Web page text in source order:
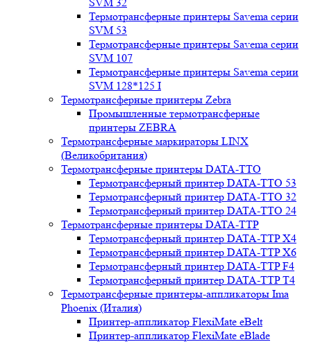
Термотрансферные принтеры Savema серии
SVM 53
Термотрансферные принтеры Savema серии
SVM 107
Термотрансферные принтеры Savema серии
SVM 128*125 I
Термотрансферные принтеры Zebra
Промышленные термотрансферные
принтеры ZEBRA
Термотрансферные маркираторы LINX
(Великобритания)
Термотрансферные принтеры DATA-TTO
Термотрансферный принтер DATA-TTO 53
Термотрансферный принтер DATA-TTO 32
Термотрансферный принтер DATA-TTO 24
Термотрансферные принтеры DATA-TTP
Термотрансферный принтер DATA-TTP Х4
Термотрансферный принтер DATA-TTP Х6
Термотрансферный принтер DATA-TTP F4
Термотрансферный принтер DATA-TTP T4
Термотрансферные принтеры-аппликаторы Ima
Phoenix (Италия)
Принтер-аппликатор FlexiMate eBelt
Принтер-аппликатор FlexiMate eBlade